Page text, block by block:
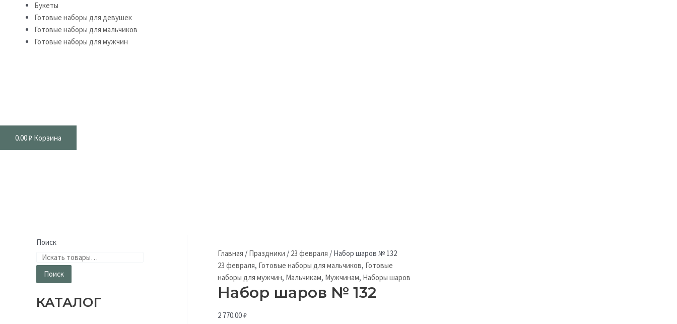
Букеты
Готовые наборы для девушек
Готовые наборы для мальчиков
Готовые наборы для мужчин
0.00₽ Корзина
Поиск
Поиск
КАТАЛОГ
Главная / Праздники / 23 февраля / Набор шаров № 132
23 февраля, Готовые наборы для мальчиков, Готовые
наборы для мужчин, Мальчикам, Мужчинам, Наборы шаров
Набор шаров № 132
2 770.00₽